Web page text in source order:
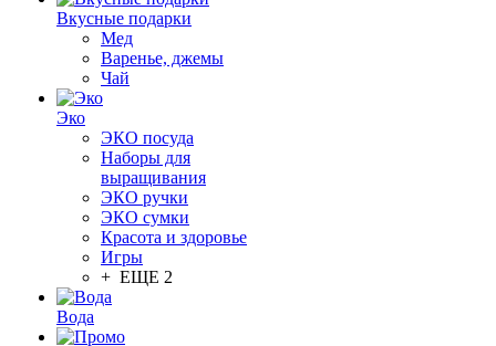
Вкусные подарки
Мед
Варенье, джемы
Чай
Эко
ЭКО посуда
Наборы для
выращивания
ЭКО ручки
ЭКО сумки
Красота и здоровье
Игры
+ ЕЩЕ 2
Вода